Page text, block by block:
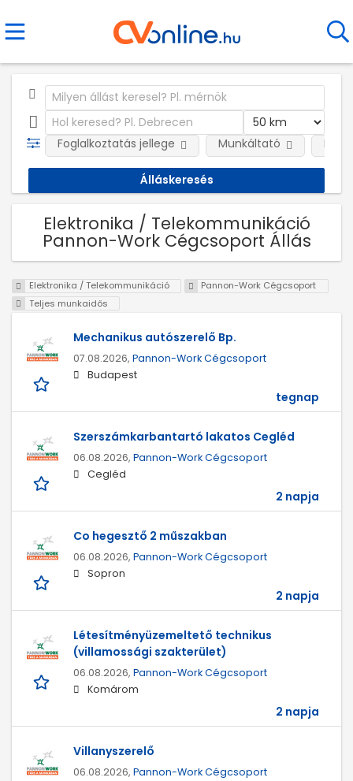
Foglalkoztatás jellege Munkáltató
Elektronika / Telekommunikáció
Pannon-Work Cégcsoport Állás
Elektronika / Telekommunikáció
Pannon-Work Cégcsoport
Teljes munkaidős
Mechanikus autószerelő Bp.
07.08.2026, Pannon-Work Cégcsoport
Budapest
tegnap
Szerszámkarbantartó lakatos Cegléd
06.08.2026, Pannon-Work Cégcsoport
Cegléd
2 napja
Co hegesztő 2 műszakban
06.08.2026, Pannon-Work Cégcsoport
Sopron
2 napja
Létesítményüzemeltető technikus
(villamossági szakterület)
06.08.2026, Pannon-Work Cégcsoport
Komárom
2 napja
Villanyszerelő
06.08.2026, Pannon-Work Cégcsoport